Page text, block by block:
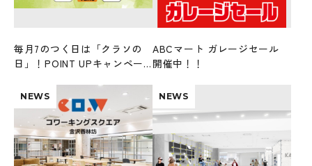
毎月7のつく日は「クラソの
日」！POINT UPキャンペー
ABCマート ガレージセール
開催中！！
NEWS NEWS